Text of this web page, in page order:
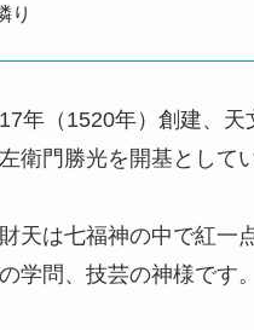
り
年（1520年）創建、天
衛門勝光を開基として
天は七福神の中で紅一
学問、技芸の神様です。